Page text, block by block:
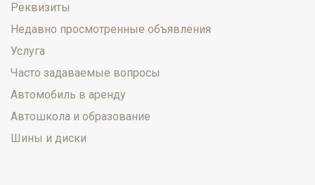
Реквизиты
Недавно просмотренные объявления
Услуга
Часто задаваемые вопросы
Автомобиль в аренду
Автошкола и образование
Шины и диски